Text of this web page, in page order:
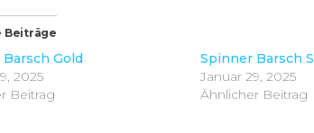
Beiträge
Gold
2025
Beitrag
Spinner Barsch
Januar 29, 2025
Ähnlicher Beitrag